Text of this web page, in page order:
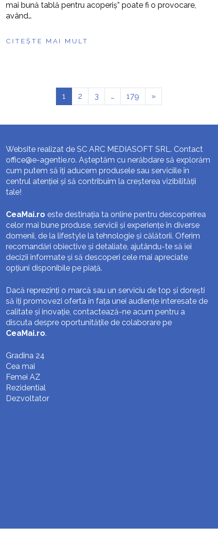
mai bună tablă pentru acoperiș” poate fi o provocare,
având…
CITEȘTE MAI MULT
1 2 3 … 179 »
Website realizat de SC ARC MEDIASOFT SRL. Contact
office@e-agentie.ro. Așteptăm cu nerăbdare să explorăm
cum putem să îți aducem produsele sau serviciile în
centrul atenției și să contribuim la creșterea vizibilității
tale!
CeaMai.ro este destinația ta online pentru descoperirea
celor mai bune produse, servicii și experiențe în diverse
domenii, de la lifestyle la tehnologie și călătorii. Oferim
recomandări obiective și detaliate, ajutându-te să iei
decizii informate și să descoperi cele mai apreciate
opțiuni disponibile pe piață.
Dacă reprezinți o marcă sau un serviciu de top și dorești
să îți promovezi oferta în fața unei audiențe interesate de
calitate și inovație, contactează-ne acum pentru a
discuta despre oportunitățile de colaborare pe
CeaMai.ro.
Gradina 24
Cea mai
Femei AZ
Rezidential
Dezvoltator